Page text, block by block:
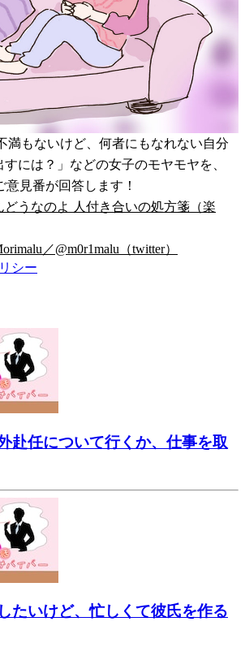
満もないけど、何者にもなれない自分
には？」などの女子のモヤモヤを、
見番が回答します！
うなのよ 人付き合いの処方箋（楽
／@m0r1malu（twitter）
シー
任について行くか、仕事を取
いけど、忙しくて彼氏を作る